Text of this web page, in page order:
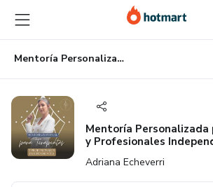
contenido
principal
la
página
de
pie
página
Mentoría Personalizada para Terapeutas y Profesionales Independientes
Mentoría Personalizada
y Profesionales
Adriana Echeverri